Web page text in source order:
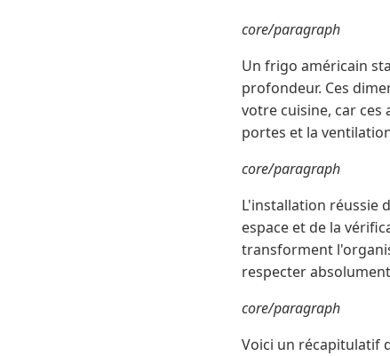
core/paragraph
Un frigo américain
profondeur. Ces
votre cuisine, car
portes et la
core/paragraph
L'installation réussie
espace et de la
transforment
respecter
core/paragraph
Voici un récapitulatif